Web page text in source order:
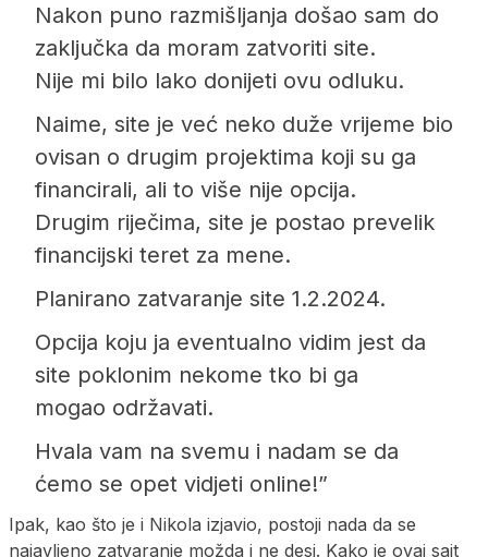
Nakon puno razmišljanja došao sam do
zaključka da moram zatvoriti site.
Nije mi bilo lako donijeti ovu odluku.
Naime, site je već neko duže vrijeme bio
ovisan o drugim projektima koji su ga
financirali, ali to više nije opcija.
Drugim riječima, site je postao prevelik
financijski teret za mene.
Planirano zatvaranje site 1.2.2024.
Opcija koju ja eventualno vidim jest da
site poklonim nekome tko bi ga
mogao održavati.
Hvala vam na svemu i nadam se da
ćemo se opet vidjeti online!”
Ipak, kao što je i Nikola izjavio, postoji nada da se
najavljeno zatvaranje možda i ne desi. Kako je ovaj sajt